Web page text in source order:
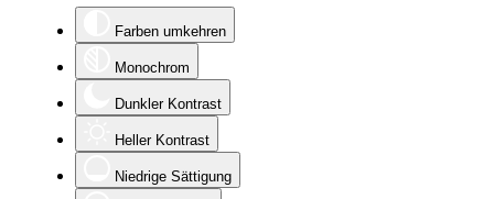
Farben umkehren
Monochrom
Dunkler Kontrast
Heller Kontrast
Niedrige Sättigung